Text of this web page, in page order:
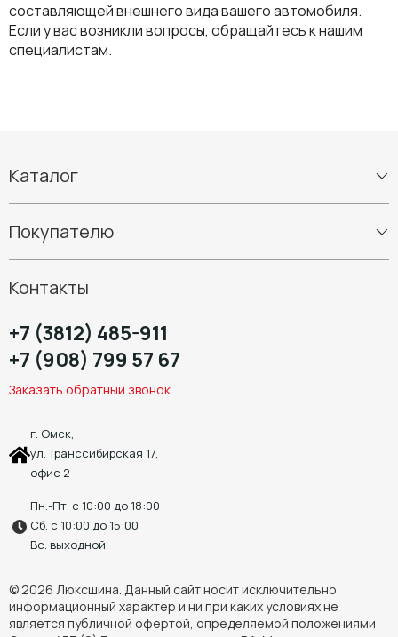
составляющей внешнего вида вашего автомобиля.
Если у вас возникли вопросы, обращайтесь к нашим
специалистам.
Каталог
Диски
Шиномонтаж
Покупателю
Контакты
+7 (3812) 485-911
+7 (908) 799 57 67
Заказать обратный звонок
г. Омск,
ул. Транссибирская 17,
офис 2
Пн.-Пт. с 10:00 до 18:00
Сб. с 10:00 до 15:00
Вс. выходной
© 2026 Люксшина. Данный сайт носит исключительно
информационный характер и ни при каких условиях не
является публичной офертой, определяемой положениями